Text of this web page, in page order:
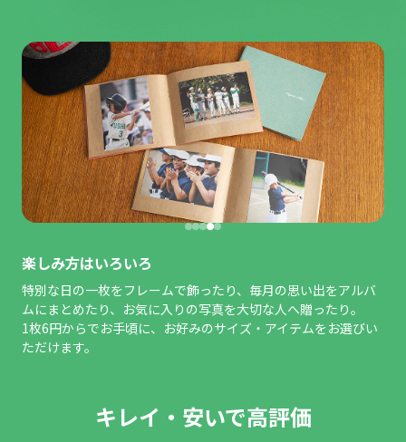
楽しみ方はいろいろ
特別な日の一枚をフレームで飾ったり、毎月の思い出をアルバ
ムにまとめたり、お気に入りの写真を大切な人へ贈ったり。
1枚6円からでお手頃に、お好みのサイズ・アイテムをお選びい
ただけます。
キレイ・安いで高評価